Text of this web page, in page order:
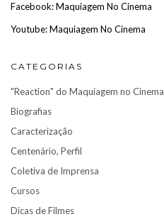
Facebook: Maquiagem No Cinema
Youtube: Maquiagem No Cinema
CATEGORIAS
"Reaction" do Maquiagem no Cinema
Biografias
Caracterização
Centenário, Perfil
Coletiva de Imprensa
Cursos
Dicas de Filmes